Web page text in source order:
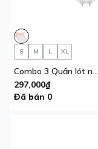
S M L XL
297,000₫
Đã bán 0